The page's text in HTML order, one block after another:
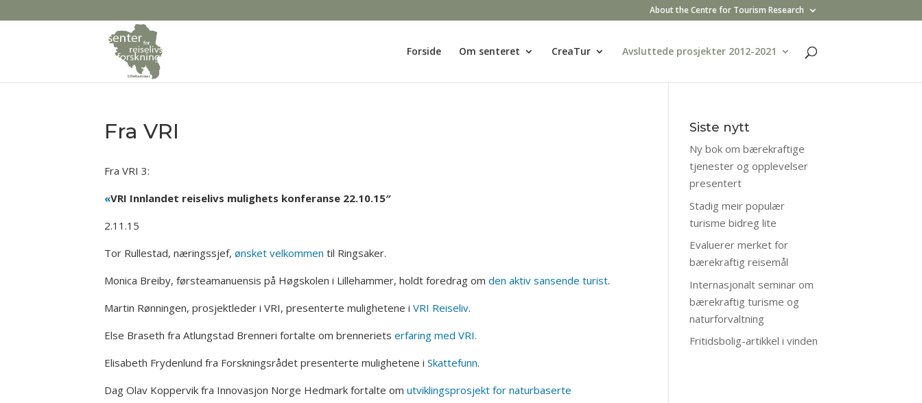
About the Centre for Tourism Research
Forside Om senteret CreaTur Avsluttede prosjekter 2012-2021
Fra VRI
Fra VRI 3:
«VRI Innlandet reiselivs mulighets konferanse 22.10.15″
2.11.15
Tor Rullestad, næringssjef, ønsket velkommen til Ringsaker.
Monica Breiby, førsteamanuensis på Høgskolen i Lillehammer, holdt foredrag om den aktiv sansende turist.
Martin Rønningen, prosjektleder i VRI, presenterte mulighetene i VRI Reiseliv.
Else Braseth fra Atlungstad Brenneri fortalte om brenneriets erfaring med VRI.
Elisabeth Frydenlund fra Forskningsrådet presenterte mulighetene i Skattefunn.
Dag Olav Koppervik fra Innovasjon Norge Hedmark fortalte om utviklingsprosjekt for naturbaserte
Siste nytt
Ny bok om bærekraftige
tjenester og opplevelser
presentert
Stadig meir populær
turisme bidreg lite
Evaluerer merket for
bærekraftig reisemål
Internasjonalt seminar om
bærekraftig turisme og
naturforvaltning
Fritidsbolig-artikkel i vinden